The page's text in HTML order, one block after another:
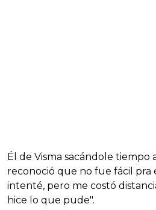
Él de Visma sacándole tiempo
reconoció que no fue fácil pra
intenté, pero me costó
hice lo que pude".